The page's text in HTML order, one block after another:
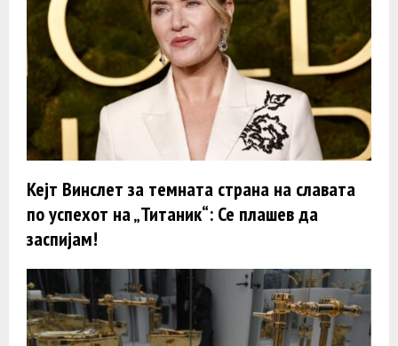
Кејт Винслет за темната страна на славата
по успехот на „Титаник“: Се плашев да
заспијам!